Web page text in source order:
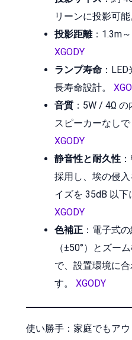
リーンに投影可能
投影距離：1.3m
XGODY
ランプ寿命 ：
長寿命設計。
音質 ：5W / 4Ω
スピーカーなしで
XGODY
静音性と耐久性
採用し、埃の侵
イズを 35dB 以下
XGODY
色補正 ：電子式
（±50°）とズー
で、設置環境に
す。 XGODY
使い勝手：家庭でもア